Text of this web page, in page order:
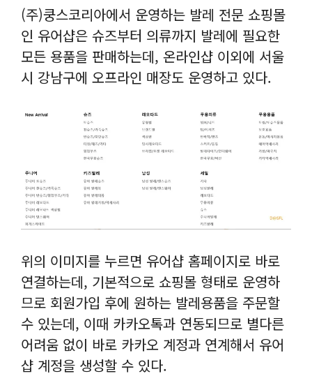
(주)쿵스코리아에서 운영하는 발레 전문 쇼핑몰
인 유어샵은 슈즈부터 의류까지 발레에 필요한
모든 용품을 판매하는데, 온라인샵 이외에 서울
시 강남구에 오프라인 매장도 운영하고 있다.
위의 이미지를 누르면 유어샵 홈페이지로 바로
연결하는데, 기본적으로 쇼핑몰 형태로 운영하
므로 회원가입 후에 원하는 발레용품을 주문할
수 있는데, 이때 카카오톡과 연동되므로 별다른
어려움 없이 바로 카카오 계정과 연계해서 유어
샵 계정을 생성할 수 있다.